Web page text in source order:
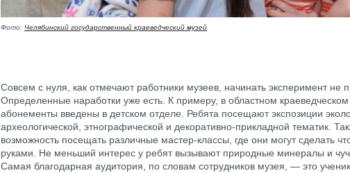
Фото: Челябинский государственный краеведческий музей
Совсем с нуля, как отмечают работники музеев, начинать эксперимент не
Определенные наработки уже есть. К примеру, в областном
абонементы введены в детском отделе. Ребята посещают экспозиции
археологической, этнографической и декоративно-прикладной тематик.
возможность посещать различные мастер-классы, где они могут сделать
руками. Не меньший интерес у ребят вызывают природные минералы и
Самая благодарная аудитория, по словам сотрудников музея, — это